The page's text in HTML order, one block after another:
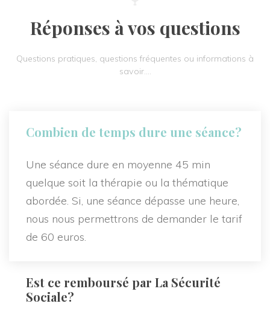
Réponses à vos questions
Questions pratiques, questions fréquentes ou informations à
savoir….
Combien de temps dure une séance?
Une séance dure en moyenne 45 min
quelque soit la thérapie ou la thématique
abordée. Si, une séance dépasse une heure,
nous nous permettrons de demander le tarif
de 60 euros.
Est ce remboursé par La Sécurité
Sociale?